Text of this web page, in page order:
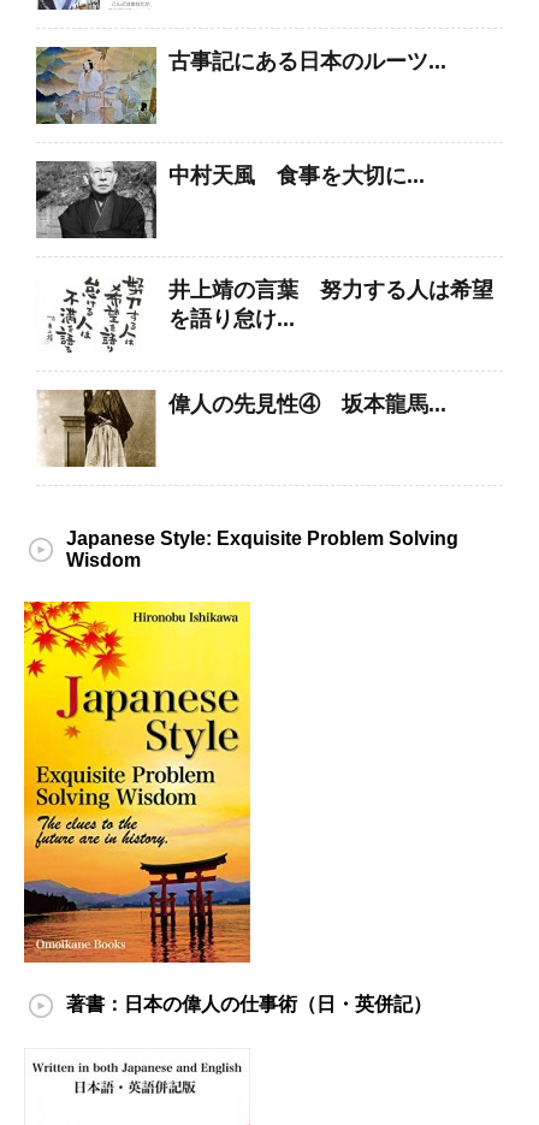
古事記にある日本のルーツ...
中村天風 食事を大切に...
井上靖の言葉 努力する人は希望
を語り怠け...
偉人の先見性④ 坂本龍馬...
Japanese Style: Exquisite Problem Solving
Wisdom
著書：日本の偉人の仕事術（日・英併記）